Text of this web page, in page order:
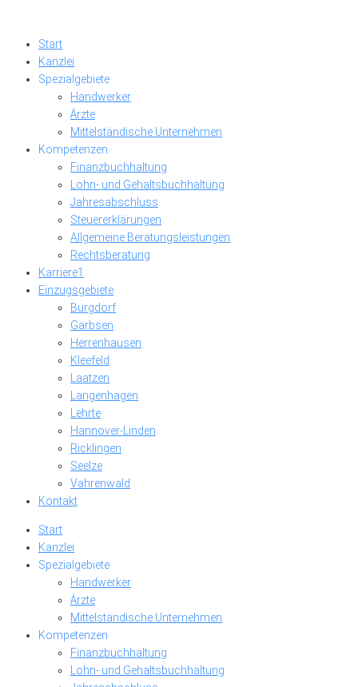
contentStart
Kanzlei
Spezialgebiete
Handwerker
Ärzte
Mittelständische Unternehmen
Kompetenzen
Finanzbuchhaltung
Lohn- und Gehaltsbuchhaltung
Jahresabschluss
Steuererklärungen
Allgemeine Beratungsleistungen
Rechtsberatung
Karriere1
Einzugsgebiete
Burgdorf
Garbsen
Herrenhausen
Kleefeld
Laatzen
Langenhagen
Lehrte
Hannover-Linden
Ricklingen
Seelze
Vahrenwald
Kontakt
Start
Kanzlei
Spezialgebiete
Handwerker
Ärzte
Mittelständische Unternehmen
Kompetenzen
Finanzbuchhaltung
Lohn- und Gehaltsbuchhaltung